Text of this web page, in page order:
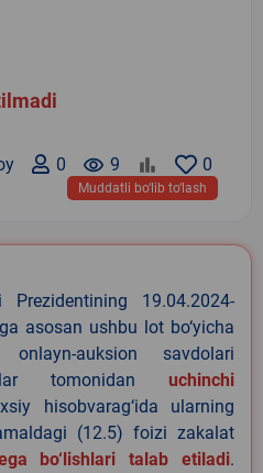
0
remove_red_eye 9
0
Muddatli bo‘lib to‘lash
Prezidentining 19.04.2024-
asosan ushbu lot bo‘yicha
onlayn-auksion savdolari
tomonidan uchinchi
hisobvarag‘ida ularning
(12.5) foizi zakalat
bo‘lishlari talab etiladi.